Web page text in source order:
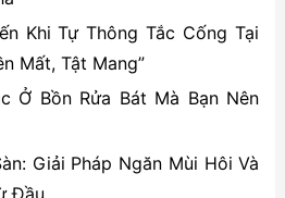
Khi Tự Thông Tắc Cống Tại
Mất, Tật Mang”
Ở Bồn Rửa Bát Mà Bạn Nên
Giải Pháp Ngăn Mùi Hôi Và
Đầu